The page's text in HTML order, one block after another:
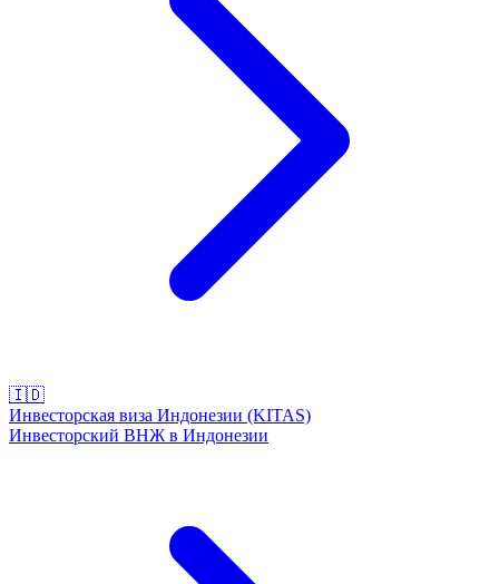
🇮🇩
Инвесторская виза Индонезии (KITAS)
Инвесторский ВНЖ в Индонезии